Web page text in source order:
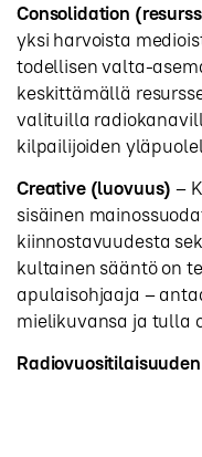
Consolidation
yksi harvoista
todellisen valta-
keskittämällä
valituilla
kilpailijoiden
Creative (luovuus) –
sisäinen
kiinnostavuudesta
kultainen sääntö on
apulaisohjaaja –
mielikuvansa ja tulla